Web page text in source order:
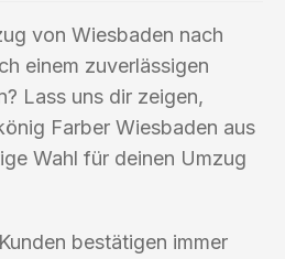
von Wiesbaden nach
einem zuverlässigen
Lass uns dir zeigen,
Farber Wiesbaden aus
Wahl für deinen Umzug
bestätigen immer